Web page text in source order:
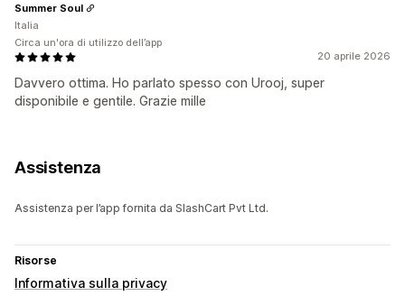
20 aprile 2026
Davvero ottima. Ho parlato spesso con Urooj, super
disponibile e gentile. Grazie mille
Summer Soul
Italia
Circa un'ora di utilizzo dell’app
Assistenza
Assistenza per l’app fornita da SlashCart Pvt Ltd.
Risorse
Informativa sulla privacy